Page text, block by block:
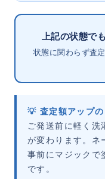
上記の状態でも
状態に関わらず査
💡 査定額アップ
ご発送前に軽く洗
が変わります。ネ
事前にマジックで
です。